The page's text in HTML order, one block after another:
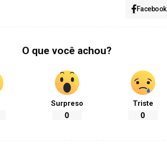
Facebook
O que você achou?
Surpreso
0
Triste
0